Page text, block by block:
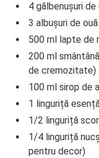
4 gălbenușuri
3 albușuri de
500 ml lapte de
200 ml
de cremozitate)
100 ml sirop de
1 linguriță
1/2 linguriță
1/4 linguriță
pentru decor)